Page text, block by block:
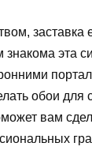
заставка
знакома эта
обои
вам